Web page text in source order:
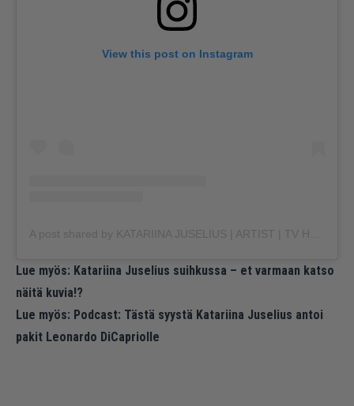
View this post on Instagram
Lue myös: Katariina Juselius suihkussa – et varmaan katso
näitä kuvia!?
Lue myös: Podcast: Tästä syystä Katariina Juselius antoi
pakit Leonardo DiCapriolle